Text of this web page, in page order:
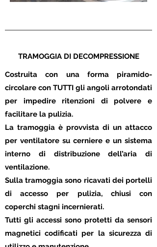
TRAMOGGIA DI DECOMPRESSIONE
Costruita con una forma piramido-
circolare con TUTTI gli angoli arrotondati
per impedire ritenzioni di polvere e
facilitare la pulizia.
La tramoggia è provvista di un attacco
per ventilatore su cerniere e un sistema
interno di distribuzione dell’aria di
ventilazione.
Sulla tramoggia sono ricavati dei portelli
di accesso per pulizia, chiusi con
coperchi stagni incernierati.
Tutti gli accessi sono protetti da sensori
magnetici codificati per la sicurezza di